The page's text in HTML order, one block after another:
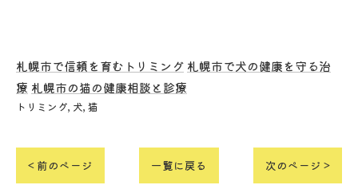
札幌市で信頼を育むトリミング 札幌市で犬の健康を守る治
療 札幌市の猫の健康相談と診療
トリミング 犬 猫
< 前のページ 一覧に戻る 次のページ >